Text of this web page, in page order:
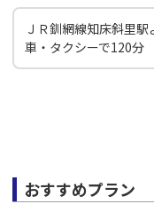
ＪＲ釧網線知床斜里
車・タクシーで120分
おすすめプラン